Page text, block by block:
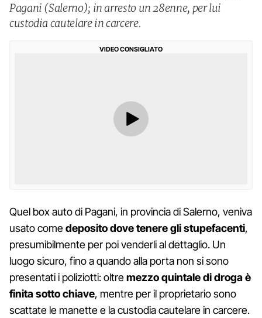
Pagani (Salerno); in arresto un 28enne, per lui
custodia cautelare in carcere.
VIDEO CONSIGLIATO
Quel box auto di Pagani, in provincia di Salerno, veniva
usato comedeposito dove tenere gli stupefacenti,
presumibilmente per poi venderli al dettaglio. Un
luogo sicuro, fino a quando alla porta non si sono
presentati i poliziotti: oltremezzo quintale di droga è
finita sotto chiave, mentre per il proprietario sono
scattate le manette e la custodia cautelare in carcere.